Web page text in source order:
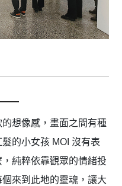
——
想像感，畫面之間有種
的小女孩 MOI 沒有表
純粹依靠觀眾的情緒投
來到此地的靈魂，讓大